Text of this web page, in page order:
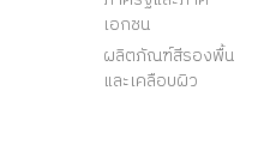
เอกชน
ผลิตภัณฑ์สีรองพื้น
และเคลือบผิว